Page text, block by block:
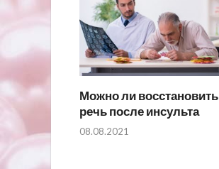
Можно ли восстановить
речь после инсульта
08.08.2021